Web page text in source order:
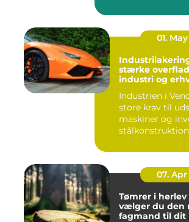
01. May
stærke
industri og
Industrien i
store krav til
maskiner og
07. Apr
Tømrer i herlev sådan
vælger du den
fagmand til dit